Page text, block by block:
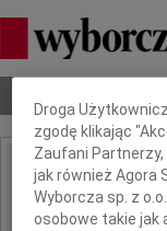
IMIĘ I NAZWISKO:
Dbamy o Twoją
Droga
zgodę klikając
Zaufani
jak również Agora
Wyborcza sp. z
osobowe takie jak